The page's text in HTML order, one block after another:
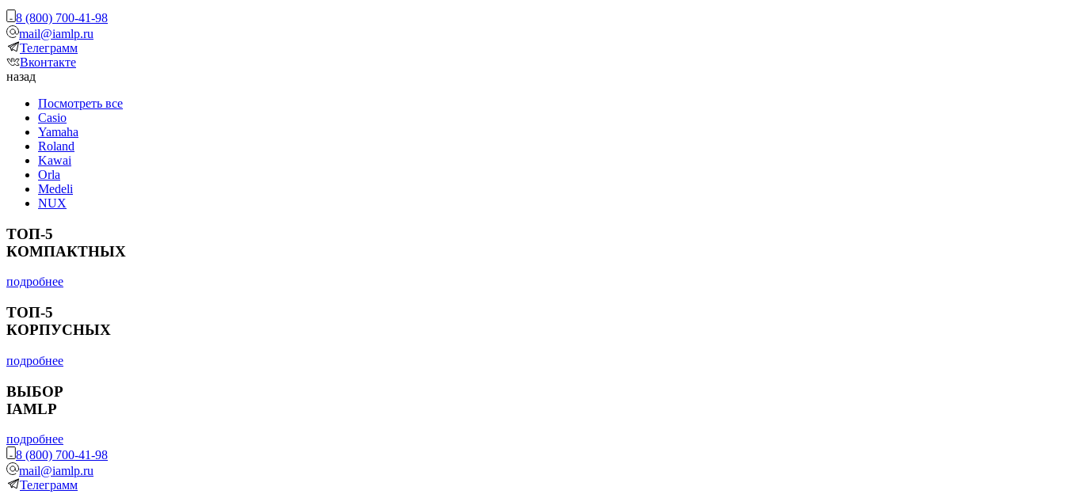
8 (800) 700-41-98
mail@iamlp.ru
Телеграмм
Вконтакте
назад
Посмотреть все
Casio
Yamaha
Roland
Kawai
Orla
Medeli
NUX
ТОП-5
КОМПАКТНЫХ
подробнее
ТОП-5
КОРПУСНЫХ
подробнее
ВЫБОР
IAMLP
подробнее
8 (800) 700-41-98
mail@iamlp.ru
Телеграмм